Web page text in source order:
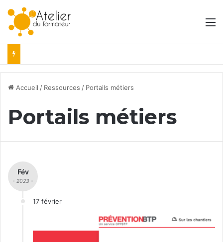
Accueil / Ressources / Portails métiers
Portails métiers
Fév
- 2023 -
17 février